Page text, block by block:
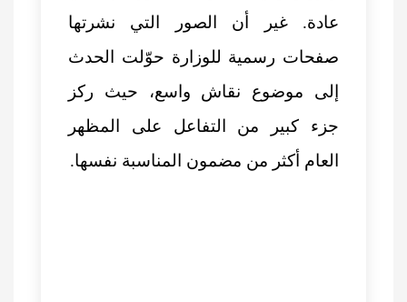
عادة. غير أن الصور التي نشرتها
صفحات رسمية للوزارة حوّلت الحدث
إلى موضوع نقاش واسع، حيث ركز
جزء كبير من التفاعل على المظهر
العام أكثر من مضمون المناسبة نفسها.